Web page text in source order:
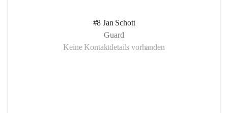
#8 Jan Schott
Guard
Keine Kontaktdetails vorhanden